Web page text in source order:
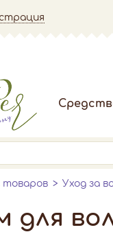
товаров Уход за
для